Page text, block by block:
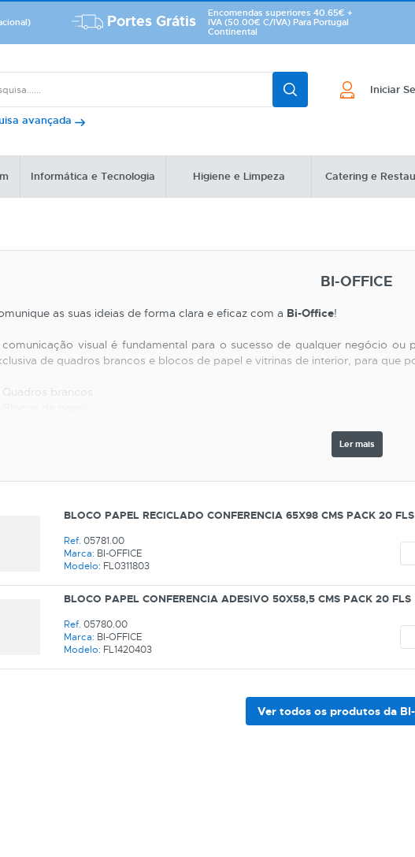
Portes Grátis
Encomendas superiores 40.65€ +
IVA (50.00€ C/IVA) Para Portugal
Continental
avançada
Iniciar
Informática e Tecnologia Higiene e Limpeza Catering e
BI-OFFICE
as suas ideias de forma clara e eficaz com a Bi-Office!
visual é fundamental para o sucesso de qualquer negócio ou
de quadros brancos e blocos de papel e vitrinas de interior, para que
brancos
tem tudo o que precisa para a comunicação visual do seu
Ler mais
BLOCO PAPEL RECICLADO CONFERENCIA 65X98 CMS PACK 20 FLS
Ref. 05781.00
Marca: BI-OFFICE
Modelo: FL0311803
BLOCO PAPEL CONFERENCIA ADESIVO 50X58,5 CMS PACK 20 FLS
Ref. 05780.00
Marca: BI-OFFICE
Modelo: FL1420403
Ver todos os produtos da BI-